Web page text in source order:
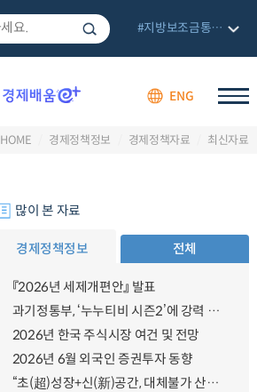
ENG
#지방보조금통합관리망
HOME 경제정책정보 경제정책자료 최신자료
많이 본 자료
경제정책정보 전체
『2026년 세제개편안』 발표
과기정통부, ‘누누티비 시즌2’에 강력 대응 의지 밝혀
2026년 한국 주식시장 여건 및 전망
2026년 6월 외국인 증권투자 동향
“초(超)성장+신(新)공간, 대체불가 산업강국”